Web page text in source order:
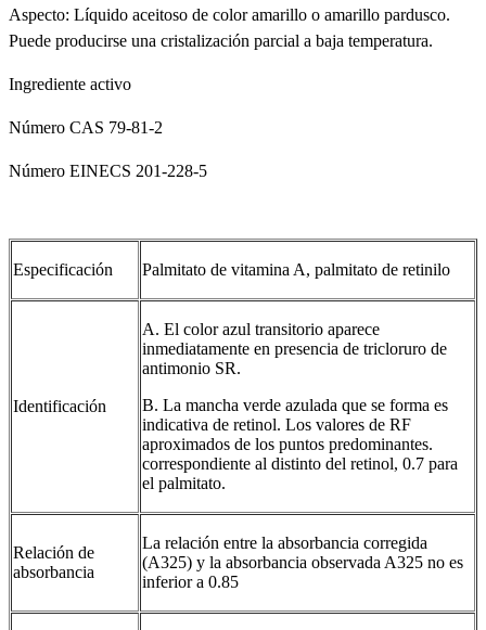
Aspecto: Líquido aceitoso de color amarillo o amarillo pardusco.
Puede producirse una cristalización parcial a baja temperatura.
Ingrediente activo
Número CAS 79-81-2
Número EINECS 201-228-5
Especificación Palmitato de vitamina A, palmitato de retinilo
Identificación
A. El color azul transitorio aparece
inmediatamente en presencia de tricloruro de
antimonio SR.
B. La mancha verde azulada que se forma es
indicativa de retinol. Los valores de RF
aproximados de los puntos predominantes.
correspondiente al distinto del retinol, 0.7 para
el palmitato.
Relación de
absorbancia
La relación entre la absorbancia corregida
(A325) y la absorbancia observada A325 no es
inferior a 0.85